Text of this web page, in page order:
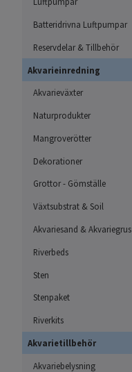
Batteridrivna Luftpumpar
Reservdelar & Tillbehör
Akvarieinredning
Akvarieväxter
Naturprodukter
Mangroverötter
Dekorationer
Grottor - Gömställe
Växtsubstrat & Soil
Akvariesand & Akvariegrus
Riverbeds
Sten
Stenpaket
Riverkits
Akvarietillbehör
Akvariebelysning